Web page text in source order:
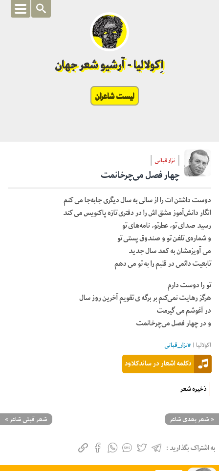
اِکولالیا - آرشیو شعر جهان
لیست شاعران
نزار قبانی
چهار فصل می‌چرخانمت
دوست داشتن ات را از سالی به سال دیگری جابه‌جا می کنم
انگار دانش‌آموز مشق اش را در دفتری تازه پاکنویس می کند
رسید صدای تو، عطرتو، نامه‌های تو
و شماره‌ی تلفن تو و صندوق پستی تو
می آویزمشان به کمد سال جدید
تابعیت دائمی در قلبم را به تو می دهم
تو را دوست دارم
هرگز رهایت نمی‌کنم بر برگه ی تقویم آخرین روز سال
در آغوشم می گیرمت
و در چهار فصل می‌چرخانمت
اکولالیا | #نزار_قبانی
دکلمه اشعار در ساندکلاود
ذخیره شعر
« شعر بعدی شاعر شعر قبلی شاعر»
به اشتراک بگذارید :